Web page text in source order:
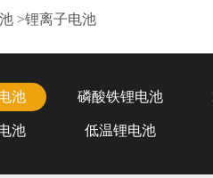
>锂离子电池
池 磷酸铁锂电池
池 低温锂电池